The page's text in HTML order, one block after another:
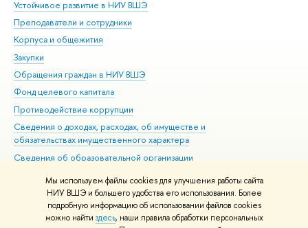
Мы используем файлы cookies для улучшения работы сайта
НИУ ВШЭ и большего удобства его использования. Более
подробную информацию об использовании файлов cookies
можно найти здесь, наши правила обработки персональных
Устойчивое развитие в НИУ ВШЭ
Преподаватели и сотрудники
Корпуса и общежития
Закупки
Обращения граждан в НИУ ВШЭ
Фонд целевого капитала
Противодействие коррупции
Сведения о доходах, расходах, об имуществе и
обязательствах имущественного характера
Сведения об образовательной организации
Людям с ограниченными возможностями здоровья
Единая платежная страница
Работа в Вышке